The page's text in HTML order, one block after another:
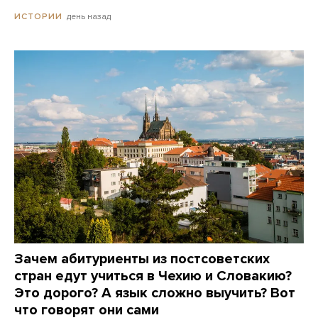
ИСТОРИИ день назад
Зачем абитуриенты из постсоветских
стран едут учиться в Чехию и Словакию?
Это дорого? А язык сложно выучить? Вот
что говорят они сами